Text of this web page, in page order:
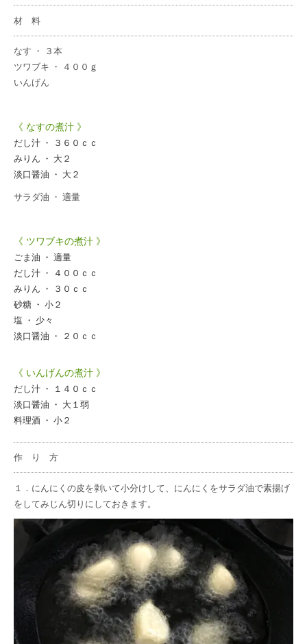
材 料
なす ・ ３本
ツワブキ ・ ４００ｇ
いんげん
《 なすの煮汁 》
だし汁 ・ ３６０ｃｃ
みりん ・ 大２
淡口醤油 ・ 大２
サラダ油 ・ 適量
《 ツワブキの煮汁 》
ごま油 ・ 適量
だし汁 ・ ４００ｃｃ
みりん ・ ３０ｃｃ
砂糖 ・ 小２
塩 ・ 少々
淡口醤油 ・ ２０ｃｃ
《 いんげんの煮汁 》
だし汁 ・ １４０ｃｃ
淡口醤油 ・ 大１弱
料理酒 ・ 小２
作 り 方
１．にんにくの皮を剥いて小分けして、にんにくをサラダ油で素揚げ
をしてみじん切りにしておきます。